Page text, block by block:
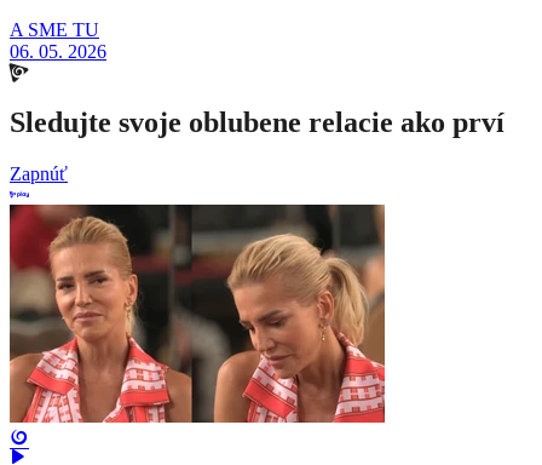
A SME TU
06. 05. 2026
Sledujte svoje oblubene relacie ako prví
Zapnúť